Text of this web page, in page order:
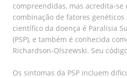
compreendidas, mas acredita-se
combinação de fatores
científico da doença é Paralisia
(PSP), e também é conhecida
Richardson-Olszewski. Seu
Os sintomas da PSP incluem